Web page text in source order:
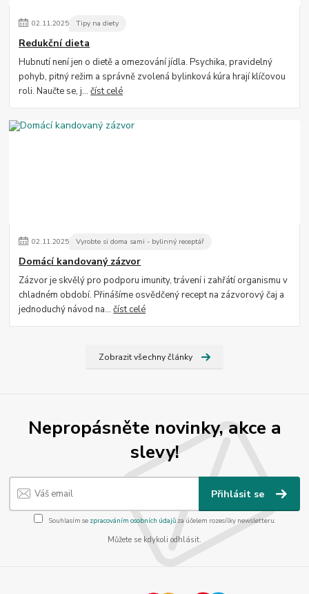
02.11.2025 Tipy na diety
Redukční dieta
Hubnutí není jen o dietě a omezování jídla. Psychika, pravidelný
pohyb, pitný režim a správně zvolená bylinková kúra hrají klíčovou
roli. Naučte se, j...číst celé
02.11.2025 Vyrobte si doma sami - bylinný receptář
Domácí kandovaný zázvor
Zázvor je skvělý pro podporu imunity, trávení i zahřátí organismu v
chladném období. Přinášíme osvědčený recept na zázvorový čaj a
jednoduchý návod na...číst celé
Zobrazit všechny články
Nepropásněte novinky, akce a
slevy!
Přihlásit se
Souhlasím se zpracováním osobních údajůza účelem rozesílky newsletteru.
Můžete se kdykoli odhlásit.